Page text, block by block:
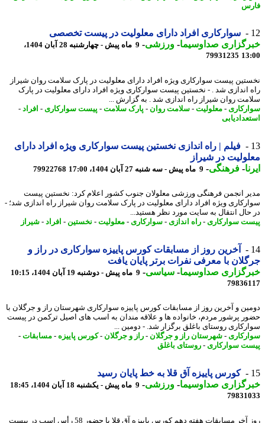
سوارکاری افراد دارای معلولیت در پیست تخصصی
صداوسیما-ورزشی-
9 ماه پیش - چهارشنبه 28 آبان 1404،
79931235
پیست سوارکاری ویژه افراد دارای معلولیت در پارک سلامت روان شیراز
اندازی شد . - نخستین پیست سوارکاری ویژه افراد دارای معلولیت در پارک
روان شیراز راه اندازی شد . به گزارش ...
- معلولیت-سلامت روان - پارک سلامت-پیست سوارکاری- افراد -
فیلم | راه اندازی نخستین پیست سوارکاری ویژه افراد دارای
در شیراز
-فرهنگی-9 ماه پیش - سه شنبه 27 آبان 1404، 17:00 79922768
انجمن فرهنگی ورزشی معلولان جنوب کشور اعلام کرد: نخستین پیست
ویژه افراد دارای معلولیت در پارک سلامت روان شیراز راه اندازی شد؛ -
اﻧﺘﻘﺎل ﺑﻪ ﺳﺎﯾﺖ ﻣﻮرد ﻧﻈﺮ ﻫﺴﺘﯿﺪ...
سوارکاری- راه اندازی- سوارکاری- معلولیت-نخستین-افراد - شیراز
آخرین روز از مسابقات کورس پاییزه سوارکاری در راز و
با معرفی نفرات برتر پایان یافت
صداوسیما-سیاسی-9 ماه پیش - دوشنبه 19 آبان 1404، 10:15
و آخرین روز از مسابقات کورس پاییزه سوارکاری شهرستان راز و جرگلان با
پرشور مردم، خانواده ها و علاقه مندان به اسب های اصیل ترکمن در پیست
روستای باغلق برگزار شد. - دومین ...
- شهرستان راز و جرگلان-راز و جرگلان-کورس پاییزه-مسابقات-
سوارکاری- روستای باغلق
کورس پاییزه آق قلا به خط پایان رسید
صداوسیما-ورزشی-9 ماه پیش - یکشنبه 18 آبان 1404، 18:45
روز آخر مسابقات هفته دهم کورس پاییزه آق قلا با حضور 58 رأس اسب در پیست